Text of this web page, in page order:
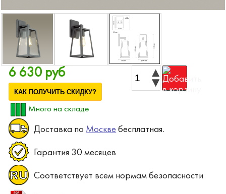
6 630 руб
КАК ПОЛУЧИТЬ СКИДКУ?
Много на складе
Доставка по Москве бесплатная.
Гарантия 30 месяцев
Соответствует всем нормам безопасности